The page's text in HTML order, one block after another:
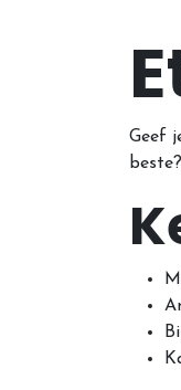
Geef